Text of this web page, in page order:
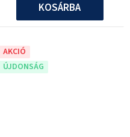
KOSÁRBA
AKCIÓ
ÚJDONSÁG